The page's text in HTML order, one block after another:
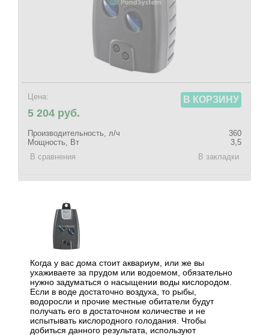
Цена:
5 204 руб.
В КОРЗИНУ
Производительность, л/ч
360
Мощность, Вт
3,5
В сравнения
В закладки
Когда у вас дома стоит аквариум, или же вы
ухаживаете за прудом или водоемом, обязательно
нужно задуматься о насыщении воды кислородом.
Если в воде достаточно воздуха, то рыбы,
водоросли и прочие местные обитатели будут
получать его в достаточном количестве и не
испытывать кислородного голодания. Чтобы
добиться данного результата, используют